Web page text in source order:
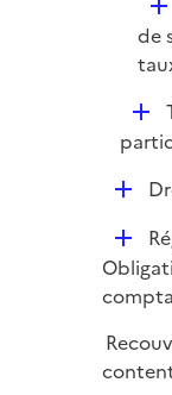
de
D
é
l
i
e
r
D
l
i
r
D
é
p
i
e